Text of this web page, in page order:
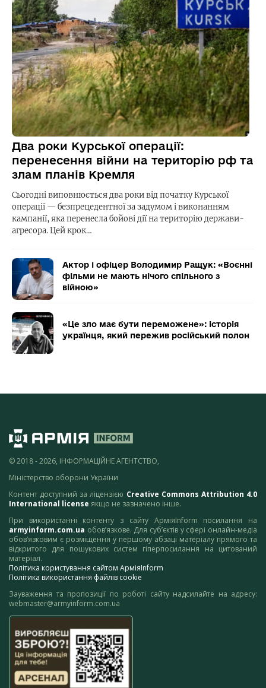
Два роки Курської операції:
перенесення війни на територію рф та
злам планів Кремля
Сьогодні виповнюється два роки від початку Курської
операції — безпрецедентної за задумом і виконанням
кампанії, яка перенесла бойові дії на територію держави-
агресора. Цей крок…
Актор і офіцер Володимир Ращук: «Воєнні
фільми не мають нічого спільного з
війною»
«Це зло має бути переможене»: історія
українця, який пережив російський полон
© 2018 - 2026, ІНФОРМАЦІЙНЕ АГЕНТСТВО,
Міністерство оборони України
Контент доступний за ліцензією Creative Commons Attribution 4.0
International license якщо не зазначено інше.
При використанні контенту з сайту АрміяInform посилання на
armyinform.com.ua обов’язкове. Для суб’єктів у сфері онлайн-медіа
обов’язковим є розміщення у першому абзаці матеріалу прямого та
відкритого для пошукових систем гіперпосилання на цитований
матеріал.
Політика користування сайтом АрміяInform
Політика використання файлів cookie
Зауваження та пропозиції по роботі сайту надсилайте на адресу:
webmaster@armyinform.com.ua